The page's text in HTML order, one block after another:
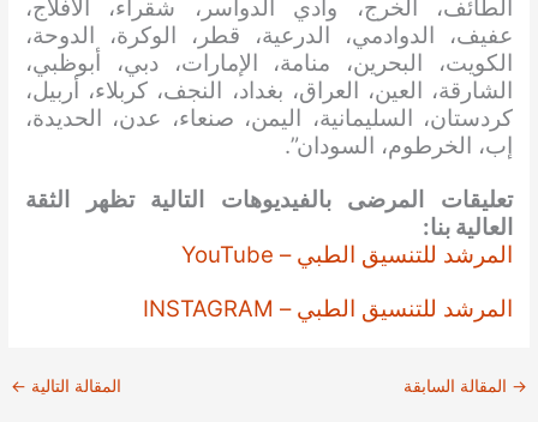
الطائف، الخرج، وادي الدواسر، شقراء، الأفلاج،
عفيف، الدوادمي، الدرعية، قطر، الوكرة، الدوحة،
الكويت، البحرين، منامة، الإمارات، دبي، أبوظبي،
الشارقة، العين، العراق، بغداد، النجف، كربلاء، أربيل،
كردستان، السليمانية، اليمن، صنعاء، عدن، الحديدة،
إب، الخرطوم، السودان”.
تعليقات المرضى بالفيديوهات التالية تظهر الثقة
العالية بنا:
المرشد للتنسيق الطبي – YouTube
المرشد للتنسيق الطبي – INSTAGRAM
→ المقالة السابقة المقالة التالية ←